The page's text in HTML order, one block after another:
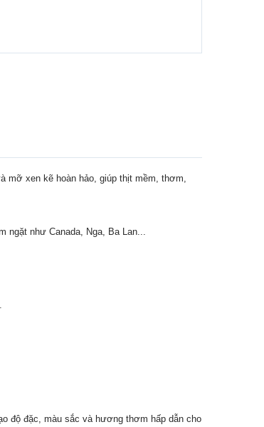
mỡ xen kẽ hoàn hảo, giúp thịt mềm, thơm,
ngặt như Canada, Nga, Ba Lan...
độ đặc, màu sắc và hương thơm hấp dẫn cho